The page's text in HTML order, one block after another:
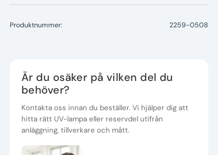
Produktnummer: 2259-0508
Är du osäker på vilken del du
behöver?
Kontakta oss innan du beställer. Vi hjälper dig att
hitta rätt UV-lampa eller reservdel utifrån
anläggning, tillverkare och mått.